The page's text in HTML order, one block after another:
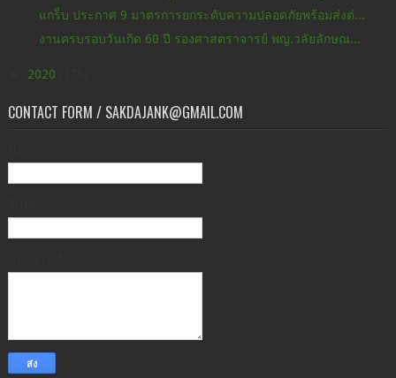
แกร็บ ประกาศ 9 มาตรการยกระดับความปลอดภัยพร้อมส่งต่...
งานครบรอบวันเกิด 60 ปี รองศาสตราจารย์ พญ.วลัยลักษณ...
2020
CONTACT FORM / SAKDAJANK@GMAIL.COM